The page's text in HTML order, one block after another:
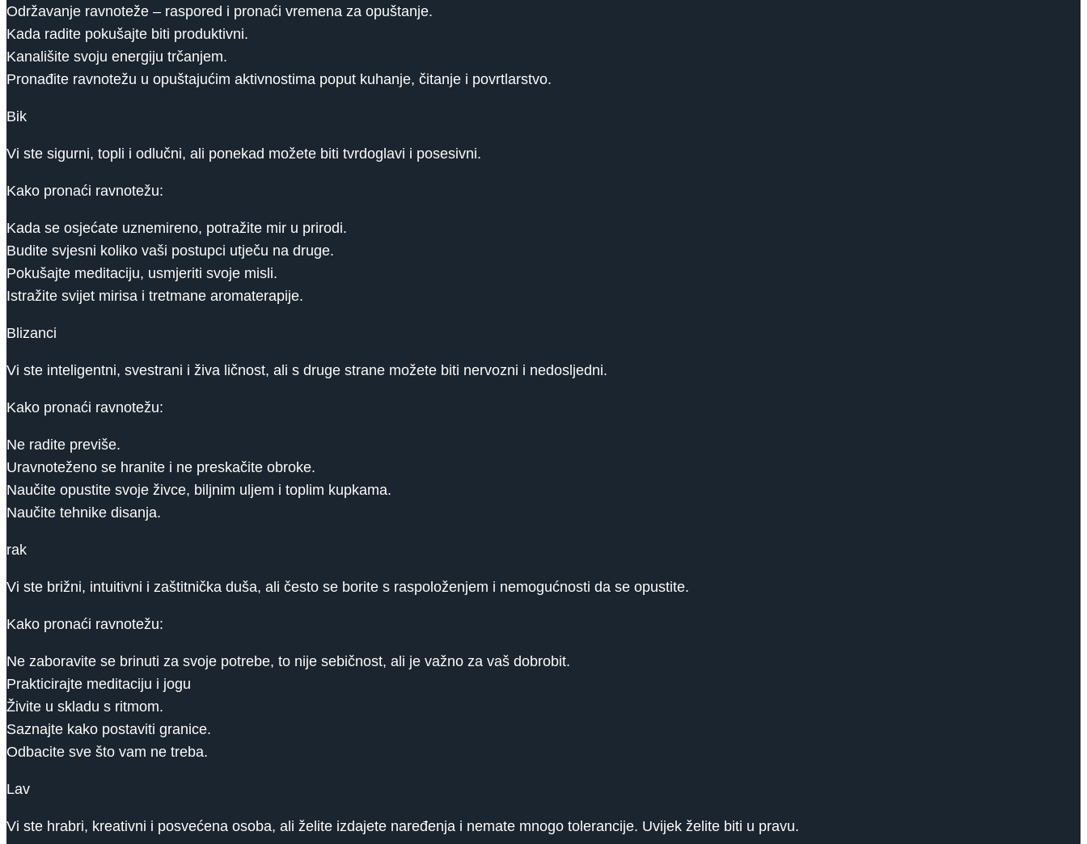
Održavanje ravnoteže – raspored i pronaći vremena za opuštanje.
Kada radite pokušajte biti produktivni.
Kanališite svoju energiju trčanjem.
Pronađite ravnotežu u opuštajućim aktivnostima poput kuhanje, čitanje i povrtlarstvo.
Bik
Vi ste sigurni, topli i odlučni, ali ponekad možete biti tvrdoglavi i posesivni.
Kako pronaći ravnotežu:
Kada se osjećate uznemireno, potražite mir u prirodi.
Budite svjesni koliko vaši postupci utječu na druge.
Pokušajte meditaciju, usmjeriti svoje misli.
Istražite svijet mirisa i tretmane aromaterapije.
Blizanci
Vi ste inteligentni, svestrani i živa ličnost, ali s druge strane možete biti nervozni i nedosljedni.
Kako pronaći ravnotežu:
Ne radite previše.
Uravnoteženo se hranite i ne preskačite obroke.
Naučite opustite svoje živce, biljnim uljem i toplim kupkama.
Naučite tehnike disanja.
rak
Vi ste brižni, intuitivni i zaštitnička duša, ali često se borite s raspoloženjem i nemogućnosti da se opustite.
Kako pronaći ravnotežu:
Ne zaboravite se brinuti za svoje potrebe, to nije sebičnost, ali je važno za vaš dobrobit.
Prakticirajte meditaciju i jogu
Živite u skladu s ritmom.
Saznajte kako postaviti granice.
Odbacite sve što vam ne treba.
Lav
Vi ste hrabri, kreativni i posvećena osoba, ali želite izdajete naređenja i nemate mnogo tolerancije. Uvijek želite biti u pravu.